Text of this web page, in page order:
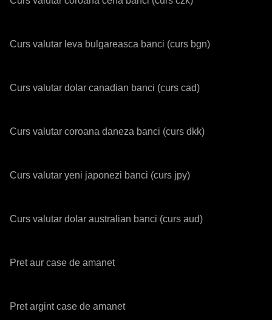
Curs valutar leva bulgareasca banci (curs bgn)
Curs valutar dolar canadian banci (curs cad)
Curs valutar coroana daneza banci (curs dkk)
Curs valutar yeni japonezi banci (curs jpy)
Curs valutar dolar australian banci (curs aud)
Pret aur case de amanet
Pret argint case de amanet